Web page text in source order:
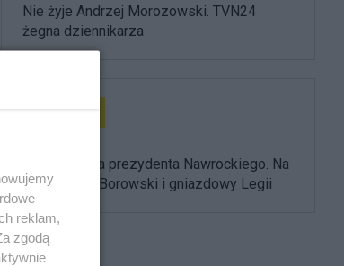
Nie żyje Andrzej Morozowski. TVN24
żegna dziennikarza
Ułaskawienia prezydenta Nawrockiego. Na
liście Adam Borowski i gniazdowy Legii
reklam,
zgodą